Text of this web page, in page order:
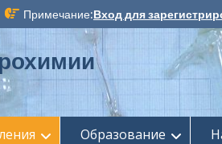
Примечание:Вход для
Образование